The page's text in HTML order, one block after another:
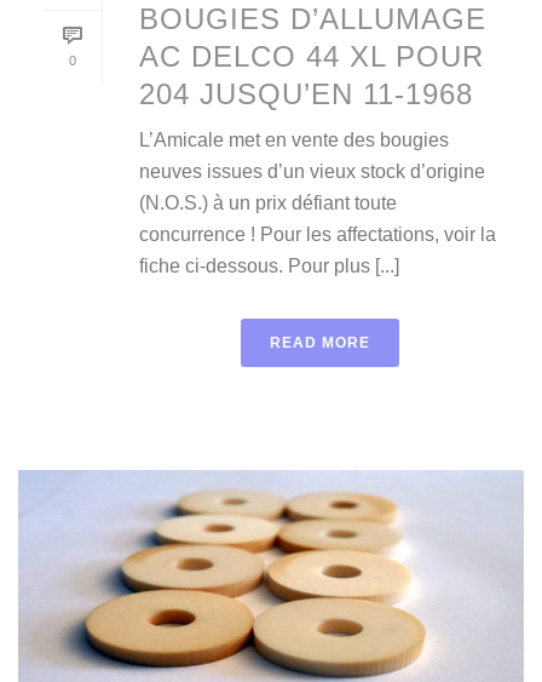
0
BOUGIES D’ALLUMAGE
AC DELCO 44 XL POUR
204 JUSQU’EN 11-1968
L’Amicale met en vente des bougies
neuves issues d’un vieux stock d’origine
(N.O.S.) à un prix défiant toute
concurrence ! Pour les affectations, voir la
fiche ci-dessous. Pour plus [...]
READ MORE